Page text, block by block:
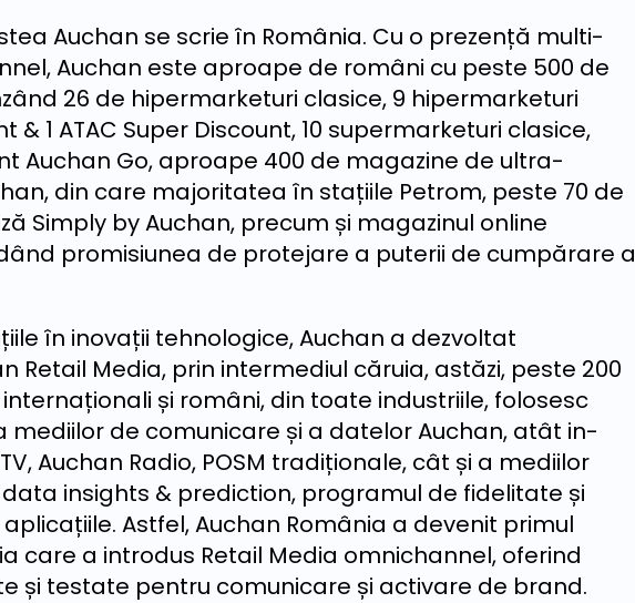
Auchan se scrie în România. Cu o prezență multi-
Auchan este aproape de români cu peste 500 de
26 de hipermarketuri clasice, 9 hipermarketuri
& 1 ATAC Super Discount, 10 supermarketuri clasice,
Auchan Go, aproape 400 de magazine de ultra-
din care majoritatea în stațiile Petrom, peste 70 de
Simply by Auchan, precum și magazinul online
promisiunea de protejare a puterii de cumpărare a
în inovații tehnologice, Auchan a dezvoltat
Retail Media, prin intermediul căruia, astăzi, peste 200
și români, din toate industriile, folosesc
mediilor de comunicare și a datelor Auchan, atât in-
Auchan Radio, POSM tradiționale, cât și a mediilor
insights & prediction, programul de fidelitate și
aplicațiile. Astfel, Auchan România a devenit primul
care a introdus Retail Media omnichannel, oferind
și testate pentru comunicare și activare de brand.